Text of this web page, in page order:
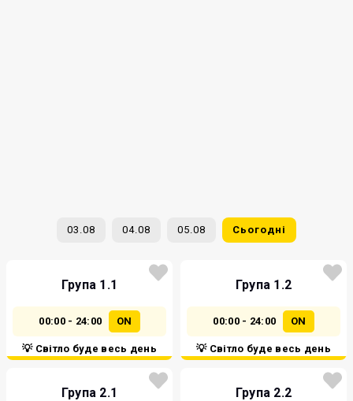
03.08 04.08 05.08 Сьогодні
Група 1.1
00:00 - 24:00 ON
💡 Світло буде весь день
Група 1.2
00:00 - 24:00 ON
💡 Світло буде весь день
Група 2.1 Група 2.2